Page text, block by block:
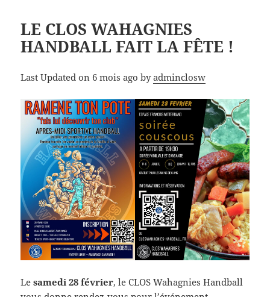
LE CLOS WAHAGNIES
HANDBALL FAIT LA FÊTE !
Last Updated on 6 mois ago byadminclosw
Lesamedi 28 février, le CLOS Wahagnies Handball